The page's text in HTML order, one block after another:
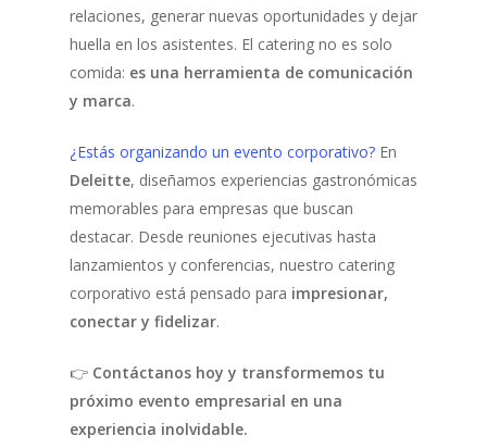
relaciones, generar nuevas oportunidades y dejar
huella en los asistentes. El catering no es solo
comida: es una herramienta de comunicación
y marca.
¿Estás organizando un evento corporativo? En
Deleitte, diseñamos experiencias gastronómicas
memorables para empresas que buscan
destacar. Desde reuniones ejecutivas hasta
lanzamientos y conferencias, nuestro catering
corporativo está pensado para impresionar,
conectar y fidelizar.
👉 Contáctanos hoy y transformemos tu
próximo evento empresarial en una
experiencia inolvidable.